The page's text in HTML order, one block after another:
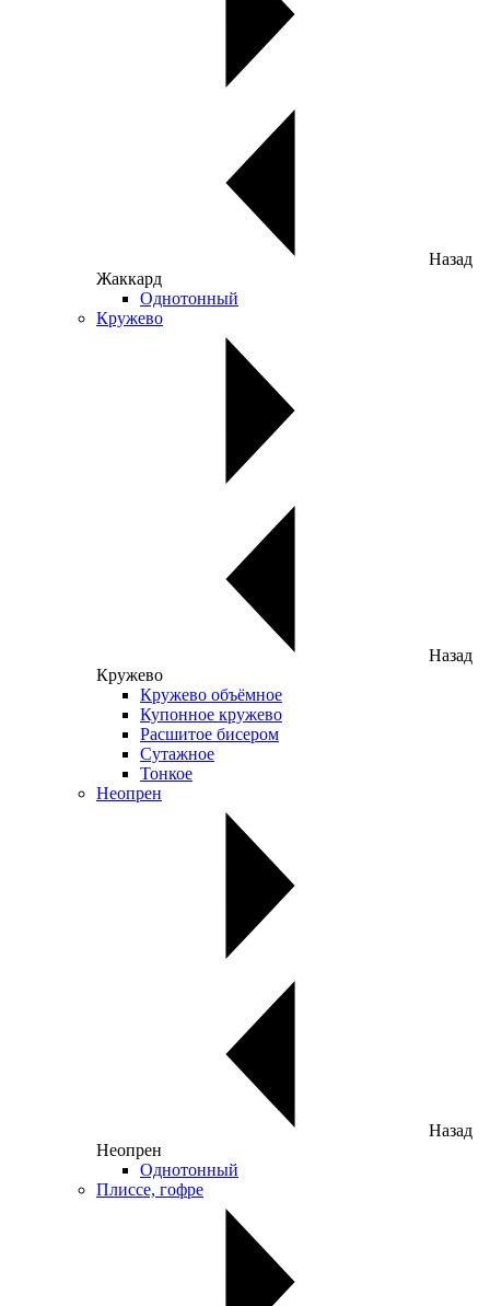
Назад
Жаккард
Однотонный
Кружево
Назад
Кружево
Кружево объёмное
Купонное кружево
Расшитое бисером
Сутажное
Тонкое
Неопрен
Назад
Неопрен
Однотонный
Плиссе, гофре